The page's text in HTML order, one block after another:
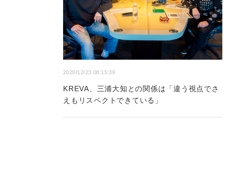
2020/12/23 08:15:39
KREVA、三浦大知との関係は「違う視点でさ
えもリスペクトできている」